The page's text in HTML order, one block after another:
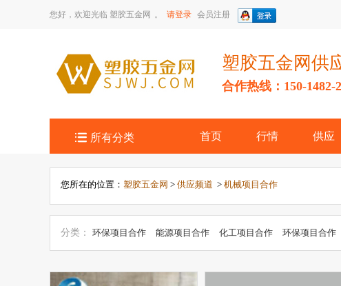
您好，欢迎光临 塑胶五金网 。 请登录 会员注册
塑胶五金网供
合作热线：150-1482-
 所有分类 首页 行情 供应
您所在的位置： 塑胶五金网 > 供应频道 > 机械项目合作
分类： 环保项目合作 能源项目合作 化工项目合作 环保项目合作
吹塑加工合作
挤塑加工合作 冶金矿产项目合作 安全防护产品项
作
能源项目合作 玩具项目合作 医药、保健项目合作 机械及工